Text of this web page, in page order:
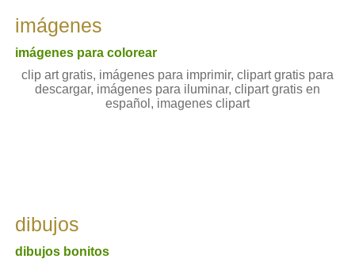
imágenes
imágenes para colorear
clip art gratis, imágenes para imprimir, clipart gratis para
descargar, imágenes para iluminar, clipart gratis en
español, imagenes clipart
dibujos
dibujos bonitos